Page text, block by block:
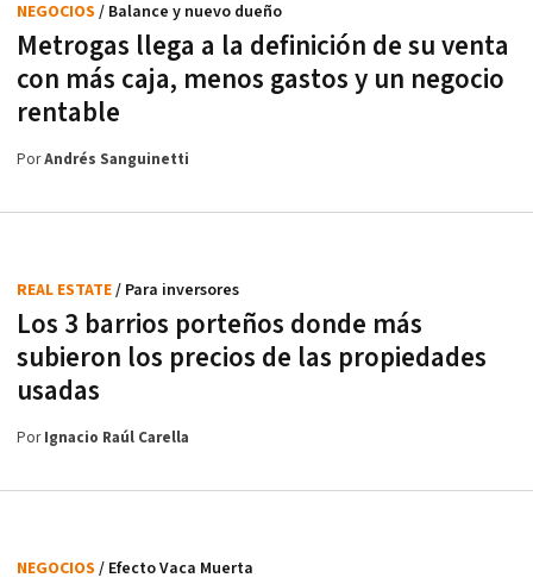
Metrogas llega a la definición de su venta
con más caja, menos gastos y un negocio
rentable
NEGOCIOS / Balance y nuevo dueño
PorAndrés Sanguinetti
Los 3 barrios porteños donde más
subieron los precios de las propiedades
usadas
REAL ESTATE/ Para inversores
PorIgnacio Raúl Carella
NEGOCIOS / Efecto Vaca Muerta